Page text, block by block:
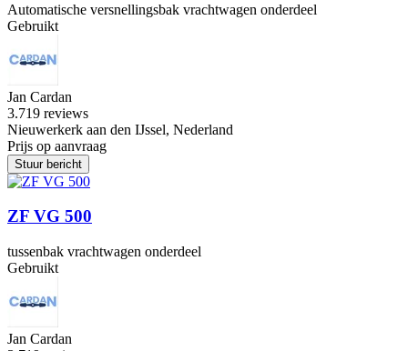
Automatische versnellingsbak vrachtwagen onderdeel
Gebruikt
Jan Cardan
3.719 reviews
Nieuwerkerk aan den IJssel, Nederland
Prijs op aanvraag
Stuur bericht
ZF VG 500
tussenbak vrachtwagen onderdeel
Gebruikt
Jan Cardan